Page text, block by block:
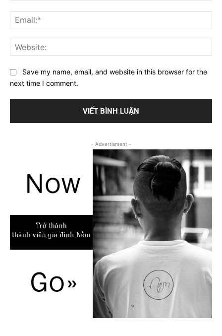
Save my name, email, and website in this browser for the
next time I comment.
- Advertisment -